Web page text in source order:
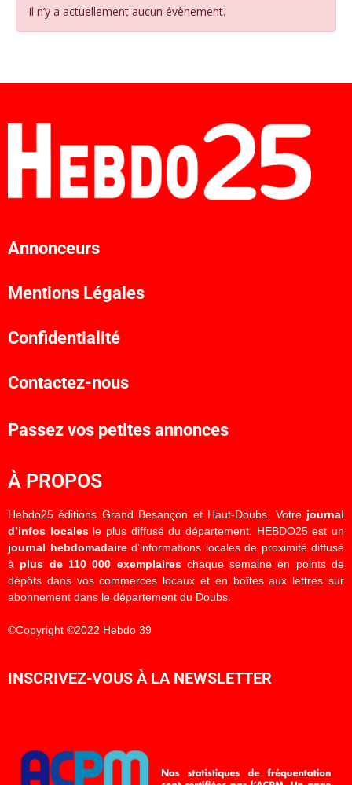
Il n’y a actuellement aucun évènement.
Annonceurs
Mentions Légales
Confidentialité
Contactez-nous
Passez vos petites annonces
À PROPOS
Hebdo25 éditions Grand Besançon et Haut-Doubs. Votre journal
d’infos localesle plus diffusé du département. HEBDO25 est un
journal hebdomadaired’informations locales de proximité diffusé
à plus de 110 000 exemplaireschaque semaine en points de
dépôts dans vos commerces locaux et en boîtes aux lettres sur
abonnement dans le département du Doubs.
©Copyright ©2022 Hebdo 39
INSCRIVEZ-VOUS À LA NEWSLETTER